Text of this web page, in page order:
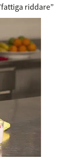
riddare”